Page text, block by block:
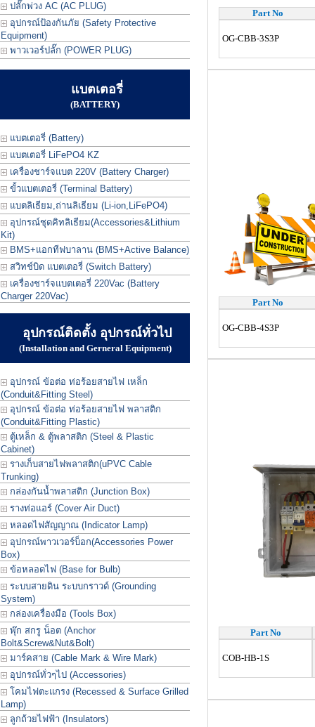
ปลั๊กพ่วง AC (AC PLUG)
อุปกรณ์ป้องกันภัย (Safety Protective
Equipment)
พาวเวอร์ปลั๊ก (POWER PLUG)
แบตเตอรี่
(BATTERY)
แบตเตอรี่ (Battery)
แบตเตอรี่ LiFePO4 KZ
เครื่องชาร์จแบต 220V (Battery Charger)
ขั้วแบตเตอรี่ (Terminal Battery)
แบตลิเธียม,ถ่านลิเธียม (Li-ion,LiFePO4)
อุปกรณ์ชุดคิทลิเธียม(Accessories&Lithium
Kit)
BMS+แอกทีฟบาลาน (BMS+Active Balance)
สวิทช์บิด แบตเตอรี่ (Switch Battery)
เครื่องชาร์จแบตเตอรี่ 220Vac (Battery
Charger 220Vac)
อุปกรณ์ติดตั้ง อุปกรณ์ทั่วไป
(Installation and Gerneral Equipment)
อุปกรณ์ ข้อต่อ ท่อร้อยสายไฟ เหล็ก
(Conduit&Fitting Steel)
อุปกรณ์ ข้อต่อ ท่อร้อยสายไฟ พลาสติก
(Conduit&Fitting Plastic)
ตู้เหล็ก & ตู้พลาสติก (Steel & Plastic
Cabinet)
รางเก็บสายไฟพลาสติก(uPVC Cable
Trunking)
กล่องกันน้ำพลาสติก (Junction Box)
รางท่อแอร์ (Cover Air Duct)
หลอดไฟสัญญาณ (Indicator Lamp)
อุปกรณ์พาวเวอร์บ็อก(Accessories Power
Box)
ข้อหลอดไฟ (Base for Bulb)
ระบบสายดิน ระบบกราวด์ (Grounding
System)
กล่องเครื่องมือ (Tools Box)
พุ๊ก สกรู น็อต (Anchor
Bolt&Screw&Nut&Bolt)
มาร์คสาย (Cable Mark & Wire Mark)
อุปกรณ์ทั่วๆไป (Accessories)
โคมไฟตะแกรง (Recessed & Surface Grilled
Lamp)
ลูกถ้วยไฟฟ้า (Insulators)
Part No
OG-CBB-3S3P
Part No
OG-CBB-4S3P
Part No
COB-HB-1S